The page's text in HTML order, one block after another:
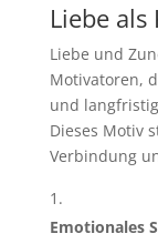
Liebe
Liebe und
Motivatoren,
und
Dieses Motiv
Verbindung
Emotionales